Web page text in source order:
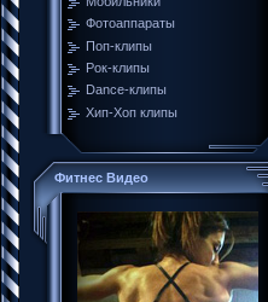
Фотоаппараты
Поп-клипы
Рок-клипы
Dance-клипы
Хип-Хоп клипы
Фитнес Видео